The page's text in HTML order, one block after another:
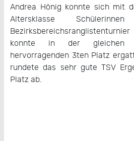
Andrea Hönig konnte sich mit
Altersklasse
konnte in der gleichen
hervorragenden 3ten Platz
rundete das sehr gute TSV
Platz ab.